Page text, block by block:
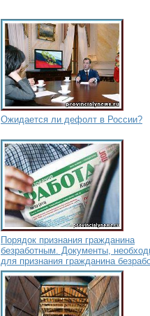
Ожидается ли дефолт в России?
Порядок признания гражданина
безработным. Документы,
для признания гражданина